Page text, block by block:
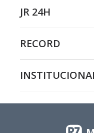
JR 24H
RECORD